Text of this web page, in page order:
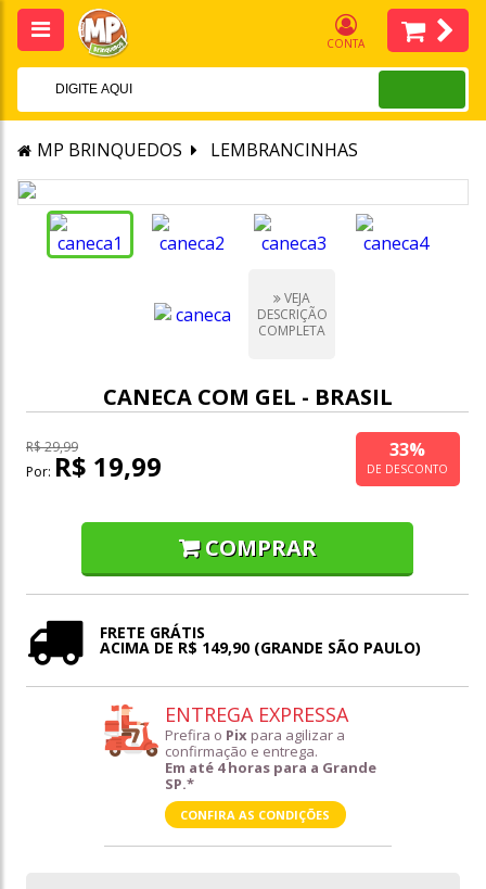
CONTA
MP BRINQUEDOS LEMBRANCINHAS
VEJA
DESCRIÇÃO
COMPLETA
CANECA COM GEL - BRASIL
R$ 29,99
Por: R$ 19,99 33%
DE DESCONTO
COMPRAR
FRETE GRÁTIS
ACIMA DE R$ 149,90 (GRANDE SÃO PAULO)
ENTREGA EXPRESSA
Prefira o Pix para agilizar a
confirmação e entrega.
Em até 4 horas para a Grande
SP.*
CONFIRA AS CONDIÇÕES